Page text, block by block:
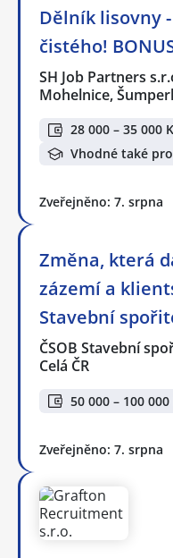
Dělník lisovny -
čistého!
SH Job Partners
Mohelnice,
28 000 – 35 000
Vhodné také
Zveřejněno: 7. srpna
Změna, která
zázemí a
Stavební
ČSOB Stavební
Celá ČR
50 000 – 100 000
Zveřejněno: 7. srpna